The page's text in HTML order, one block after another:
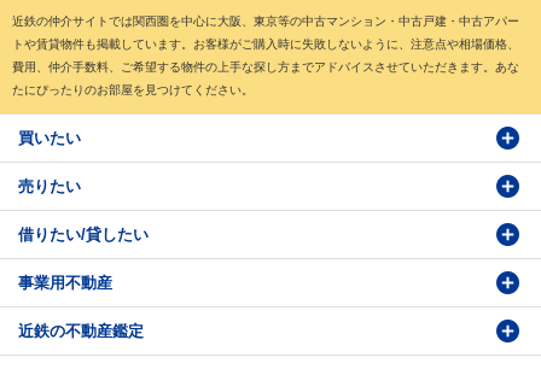
近鉄の仲介サイトでは関西圏を中心に大阪、東京等の中古マンション・中古戸建・中古アパー
トや賃貸物件も掲載しています。お客様がご購入時に失敗しないように、注意点や相場価格、
費用、仲介手数料、ご希望する物件の上手な探し方までアドバイスさせていただきます。あな
たにぴったりのお部屋を見つけてください。
買いたい
物件検索
物件番号検索
投資・事業用検索
購入のお問い合わせ
売りたい
価格査定依頼
売却相談
借りたい/貸したい
賃貸物件検索
学園前賃貸センター
事業用不動産
購入・売却の流れ
近鉄の不動産鑑定